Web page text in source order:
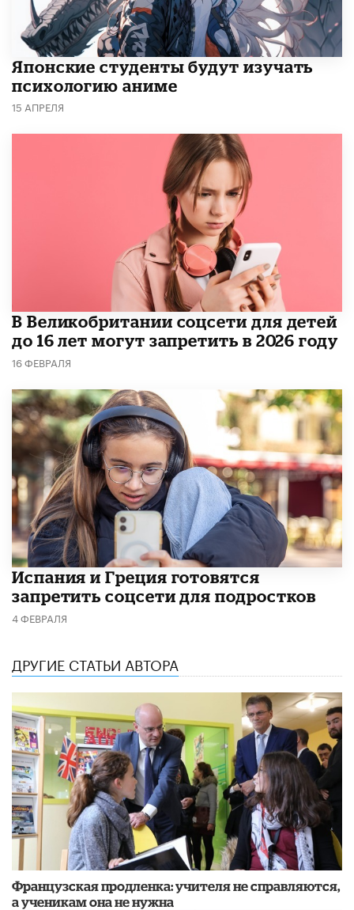
Японские студенты будут изучать
психологию аниме
15 АПРЕЛЯ
В Великобритании соцсети для детей
до 16 лет могут запретить в 2026 году
16 ФЕВРАЛЯ
Испания и Греция готовятся
запретить соцсети для подростков
4 ФЕВРАЛЯ
ДРУГИЕ СТАТЬИ АВТОРА
Французская продленка: учителя не справляются,
а ученикам она не нужна